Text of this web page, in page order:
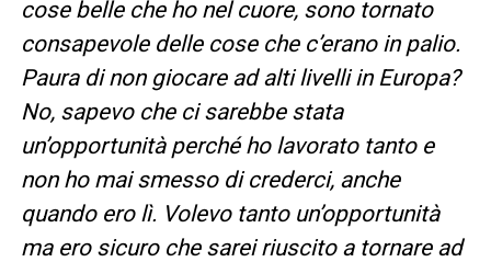
cose belle che ho nel cuore, sono tornato
consapevole delle cose che c’erano in palio.
Paura di non giocare ad alti livelli in Europa?
No, sapevo che ci sarebbe stata
un’opportunità perché ho lavorato tanto e
non ho mai smesso di crederci, anche
quando ero lì. Volevo tanto un’opportunità
ma ero sicuro che sarei riuscito a tornare ad